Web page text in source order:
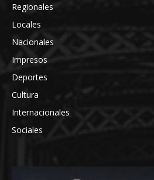
Regionales
Locales
Nacionales
Impresos
Deportes
Cultura
Internacionales
Sociales